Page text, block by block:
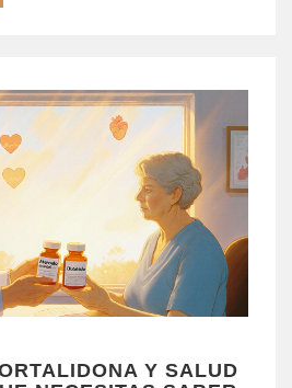
Y SALUD